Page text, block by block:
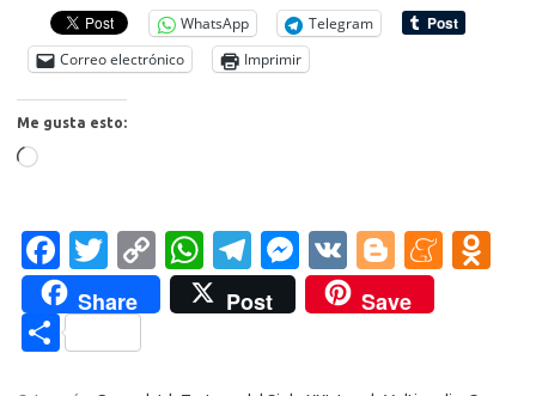
WhatsApp
Telegram
Correo electrónico
Imprimir
Me gusta esto:
Cargando...
Fa
c
e
b
T
w
it
te
C
o
p
W
h
at
T
el
e
M
es
se
V
K
Bl
o
g
M
Share Post Save
C